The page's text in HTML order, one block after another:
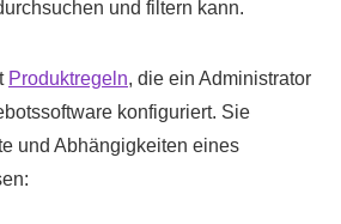
und filtern kann.
Produktregeln, die ein Administrator
konfiguriert. Sie
und Abhängigkeiten eines